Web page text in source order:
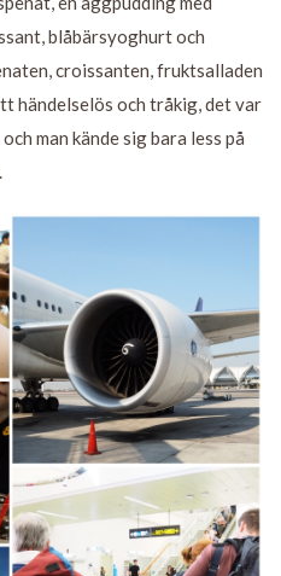
blåbärsyoghurt och
croissanten, fruktsalladen
händelselös och tråkig, det var
man kände sig bara less på